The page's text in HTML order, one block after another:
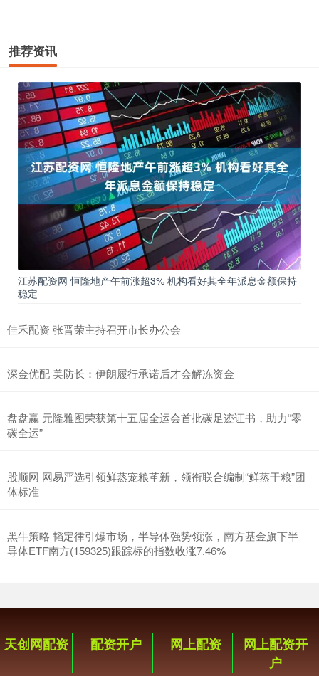
推荐资讯
江苏配资网 恒隆地产午前涨超3% 机构看好其全年派息金额保持
稳定
佳禾配资 张晋荣主持召开市长办公会
深金优配 美防长：伊朗履行承诺后才会解冻资金
盘盘赢 元隆雅图荣获第十五届全运会首批碳足迹证书，助力“零
碳全运”
股顺网 网易严选引领鲜蒸宠粮革新，领衔联合编制“鲜蒸干粮”团
体标准
黑牛策略 韬定律引爆市场，半导体强势领涨，南方基金旗下半
导体ETF南方(159325)跟踪标的指数收涨7.46%
天创网配资 配资开户 网上配资
网上配资开
户